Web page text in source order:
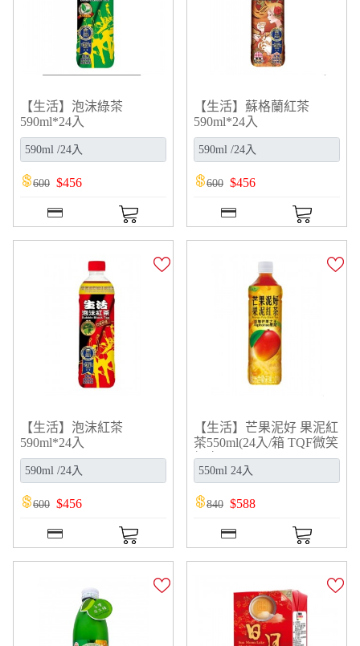
【生活】泡沫綠茶
590ml*24入
600 $456
【生活】蘇格蘭紅茶
590ml*24入
600 $456
【生活】泡沫紅茶
590ml*24入
600 $456
【生活】芒果泥好 果泥紅
茶550ml(24入/箱 TQF微笑
標章)
840 $588